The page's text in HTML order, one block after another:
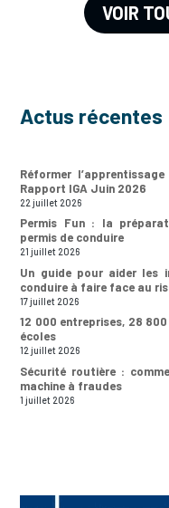
VOIR
Actus récentes
Réformer
Rapport IGA Juin 2026
22 juillet 2026
Permis Fun : la
permis de conduire
21 juillet 2026
Un guide pour aider les
conduire à faire face au
17 juillet 2026
12 000 entreprises, 28
écoles
12 juillet 2026
Sécurité routière :
machine à fraudes
1 juillet 2026